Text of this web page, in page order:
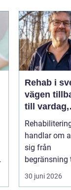
Rehab i
vägen
till vardag,
styrka och
balans
handlar om
sig från
begränsning
möjligheter.
skada,
30 juni 2026